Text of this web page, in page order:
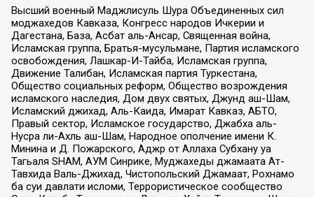
Высший военный Маджлисуль Шура Объединенных сил
моджахедов Кавказа, Конгресс народов Ичкерии и
Дагестана, База, Асбат аль-Ансар, Священная война,
Исламская группа, Братья-мусульмане, Партия исламского
освобождения, Лашкар-И-Тайба, Исламская группа,
Движение Талибан, Исламская партия Туркестана,
Общество социальных реформ, Общество возрождения
исламского наследия, Дом двух святых, Джунд аш-Шам,
Исламский джихад, Аль-Каида, Имарат Кавказ, АБТО,
Правый сектор, Исламское государство, Джабха аль-
Нусра ли-Ахль аш-Шам, Народное ополчение имени К.
Минина и Д. Пожарского, Аджр от Аллаха Субхану уа
Тагьаля SHAM, АУМ Синрике, Муджахеды джамаата Ат-
Тавхида Валь-Джихад, Чистопольский Джамаат, Рохнамо
ба суи давлати исломи, Террористическое сообщество